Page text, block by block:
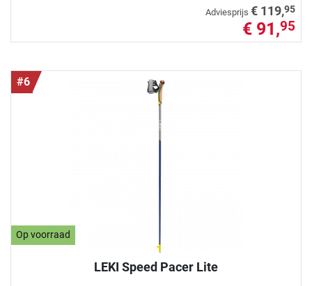
Adviesprijs € 119,95
€ 91,95
#6
Op voorraad
LEKI Speed Pacer Lite